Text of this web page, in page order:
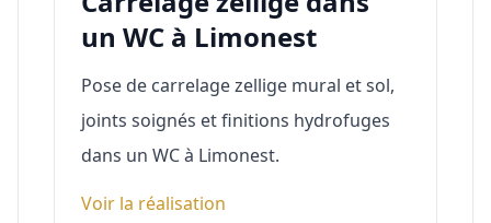
un WC à Limonest
Pose de carrelage zellige mural et sol,
joints soignés et finitions hydrofuges
dans un WC à Limonest.
Voir la réalisation